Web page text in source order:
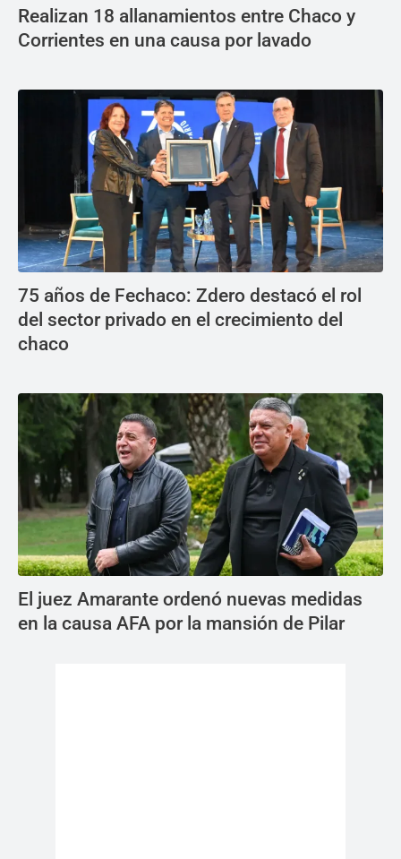
Realizan 18 allanamientos entre Chaco y
Corrientes en una causa por lavado
75 años de Fechaco: Zdero destacó el rol
del sector privado en el crecimiento del
chaco
El juez Amarante ordenó nuevas medidas
en la causa AFA por la mansión de Pilar